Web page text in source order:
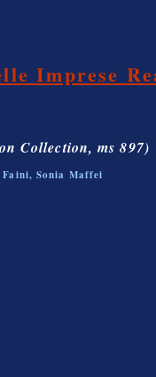
Imprese
Collection, ms 897)
Sonia Maffei